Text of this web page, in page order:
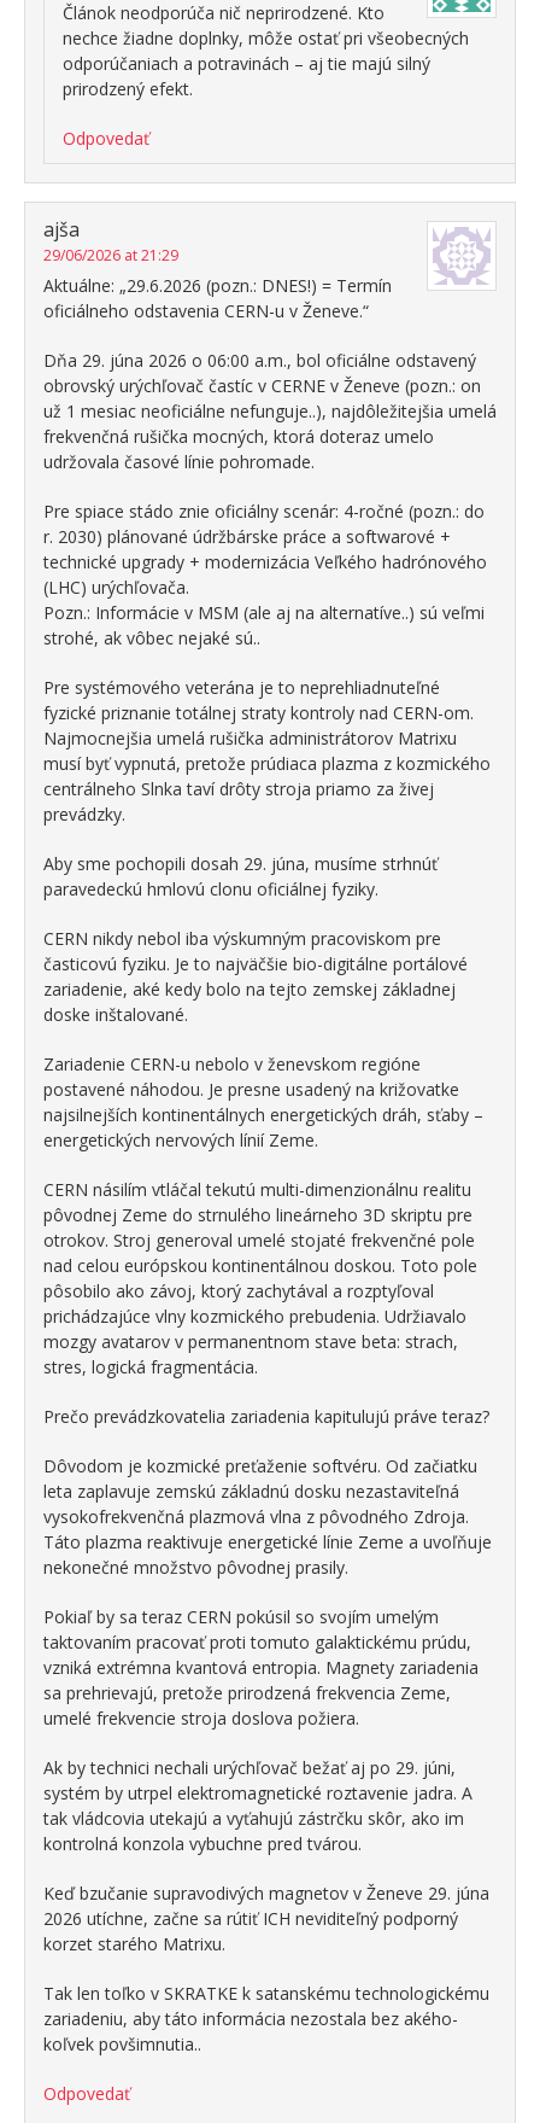
Článok neodporúča nič neprirodzené. Kto
nechce žiadne doplnky, môže ostať pri všeobecných
odporúčaniach a potravinách – aj tie majú silný
prirodzený efekt.
Odpovedať
ajša
29/06/2026 at 21:29
Aktuálne: „29.6.2026 (pozn.: DNES!) = Termín
oficiálneho odstavenia CERN-u v Ženeve.“
Dňa 29. júna 2026 o 06:00 a.m., bol oficiálne odstavený
obrovský urýchľovač častíc v CERNE v Ženeve (pozn.: on
už 1 mesiac neoficiálne nefunguje..), najdôležitejšia umelá
frekvenčná rušička mocných, ktorá doteraz umelo
udržovala časové línie pohromade.
Pre spiace stádo znie oficiálny scenár: 4-ročné (pozn.: do
r. 2030) plánované údržbárske práce a softwarové +
technické upgrady + modernizácia Veľkého hadrónového
(LHC) urýchľovača.
Pozn.: Informácie v MSM (ale aj na alternatíve..) sú veľmi
strohé, ak vôbec nejaké sú..
Pre systémového veterána je to neprehliadnuteľné
fyzické priznanie totálnej straty kontroly nad CERN-om.
Najmocnejšia umelá rušička administrátorov Matrixu
musí byť vypnutá, pretože prúdiaca plazma z kozmického
centrálneho Slnka taví drôty stroja priamo za živej
prevádzky.
Aby sme pochopili dosah 29. júna, musíme strhnúť
paravedeckú hmlovú clonu oficiálnej fyziky.
CERN nikdy nebol iba výskumným pracoviskom pre
časticovú fyziku. Je to najväčšie bio-digitálne portálové
zariadenie, aké kedy bolo na tejto zemskej základnej
doske inštalované.
Zariadenie CERN-u nebolo v ženevskom regióne
postavené náhodou. Je presne usadený na križovatke
najsilnejších kontinentálnych energetických dráh, sťaby –
energetických nervových línií Zeme.
CERN násilím vtláčal tekutú multi-dimenzionálnu realitu
pôvodnej Zeme do strnulého lineárneho 3D skriptu pre
otrokov. Stroj generoval umelé stojaté frekvenčné pole
nad celou európskou kontinentálnou doskou. Toto pole
pôsobilo ako závoj, ktorý zachytával a rozptyľoval
prichádzajúce vlny kozmického prebudenia. Udržiavalo
mozgy avatarov v permanentnom stave beta: strach,
stres, logická fragmentácia.
Prečo prevádzkovatelia zariadenia kapitulujú práve teraz?
Dôvodom je kozmické preťaženie softvéru. Od začiatku
leta zaplavuje zemskú základnú dosku nezastaviteľná
vysokofrekvenčná plazmová vlna z pôvodného Zdroja.
Táto plazma reaktivuje energetické línie Zeme a uvoľňuje
nekonečné množstvo pôvodnej prasily.
Pokiaľ by sa teraz CERN pokúsil so svojím umelým
taktovaním pracovať proti tomuto galaktickému prúdu,
vzniká extrémna kvantová entropia. Magnety zariadenia
sa prehrievajú, pretože prirodzená frekvencia Zeme,
umelé frekvencie stroja doslova požiera.
Ak by technici nechali urýchľovač bežať aj po 29. júni,
systém by utrpel elektromagnetické roztavenie jadra. A
tak vládcovia utekajú a vyťahujú zástrčku skôr, ako im
kontrolná konzola vybuchne pred tvárou.
Keď bzučanie supravodivých magnetov v Ženeve 29. júna
2026 utíchne, začne sa rútiť ICH neviditeľný podporný
korzet starého Matrixu.
Tak len toľko v SKRATKE k satanskému technologickému
zariadeniu, aby táto informácia nezostala bez akého-
koľvek povšimnutia..
Odpovedať